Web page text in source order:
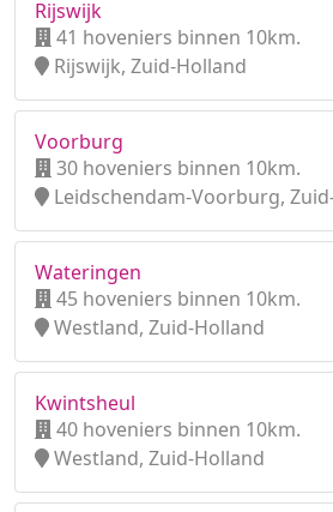
Rijswijk
41 hoveniers binnen 10km.
Rijswijk, Zuid-Holland
Voorburg
30 hoveniers binnen 10km.
Leidschendam-Voorburg,
Wateringen
45 hoveniers binnen 10km.
Westland, Zuid-Holland
Kwintsheul
40 hoveniers binnen 10km.
Westland, Zuid-Holland